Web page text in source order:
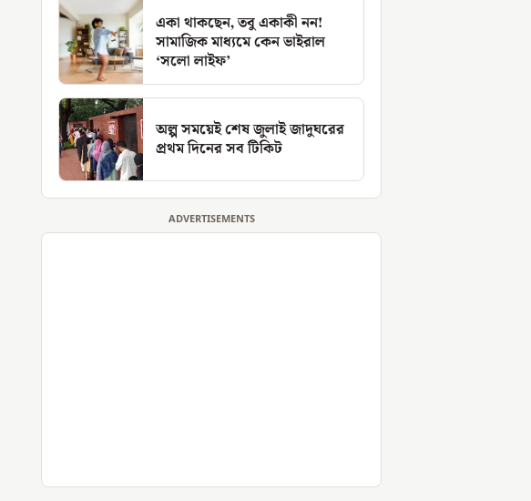
একা থাকছেন, তবু একাকী নন!
সামাজিক মাধ্যমে কেন ভাইরাল
‘সলো লাইফ’
অল্প সময়েই শেষ জুলাই জাদুঘরের
প্রথম দিনের সব টিকিট
ADVERTISEMENTS